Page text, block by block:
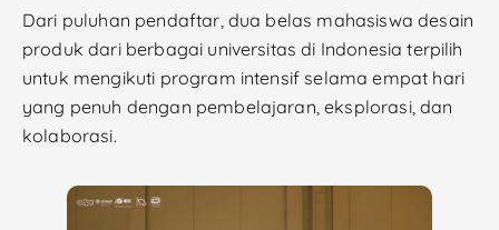
Dari puluhan pendaftar, dua belas mahasiswa desain
produk dari berbagai universitas di Indonesia terpilih
untuk mengikuti program intensif selama empat hari
yang penuh dengan pembelajaran, eksplorasi, dan
kolaborasi.